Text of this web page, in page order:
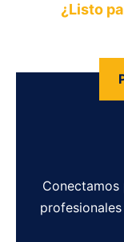
¿Listo
Conectamos